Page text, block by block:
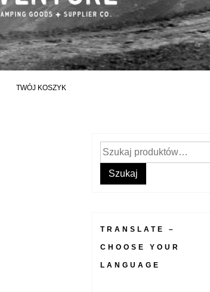
TWÓJ KOSZYK
Szukaj:
Szukaj
TRANSLATE –
CHOOSE YOUR
LANGUAGE